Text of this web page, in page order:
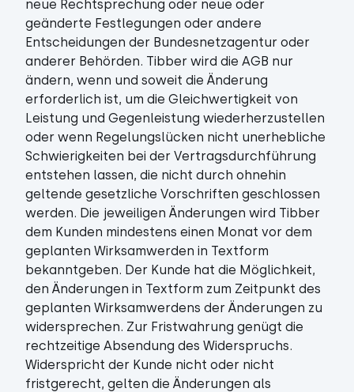
neue Rechtsprechung oder neue oder
geänderte Festlegungen oder andere
Entscheidungen der Bundesnetzagentur oder
anderer Behörden. Tibber wird die AGB nur
ändern, wenn und soweit die Änderung
erforderlich ist, um die Gleichwertigkeit von
Leistung und Gegenleistung wiederherzustellen
oder wenn Regelungslücken nicht unerhebliche
Schwierigkeiten bei der Vertragsdurchführung
entstehen lassen, die nicht durch ohnehin
geltende gesetzliche Vorschriften geschlossen
werden. Die jeweiligen Änderungen wird Tibber
dem Kunden mindestens einen Monat vor dem
geplanten Wirksamwerden in Textform
bekanntgeben. Der Kunde hat die Möglichkeit,
den Änderungen in Textform zum Zeitpunkt des
geplanten Wirksamwerdens der Änderungen zu
widersprechen. Zur Fristwahrung genügt die
rechtzeitige Absendung des Widerspruchs.
Widerspricht der Kunde nicht oder nicht
fristgerecht, gelten die Änderungen als